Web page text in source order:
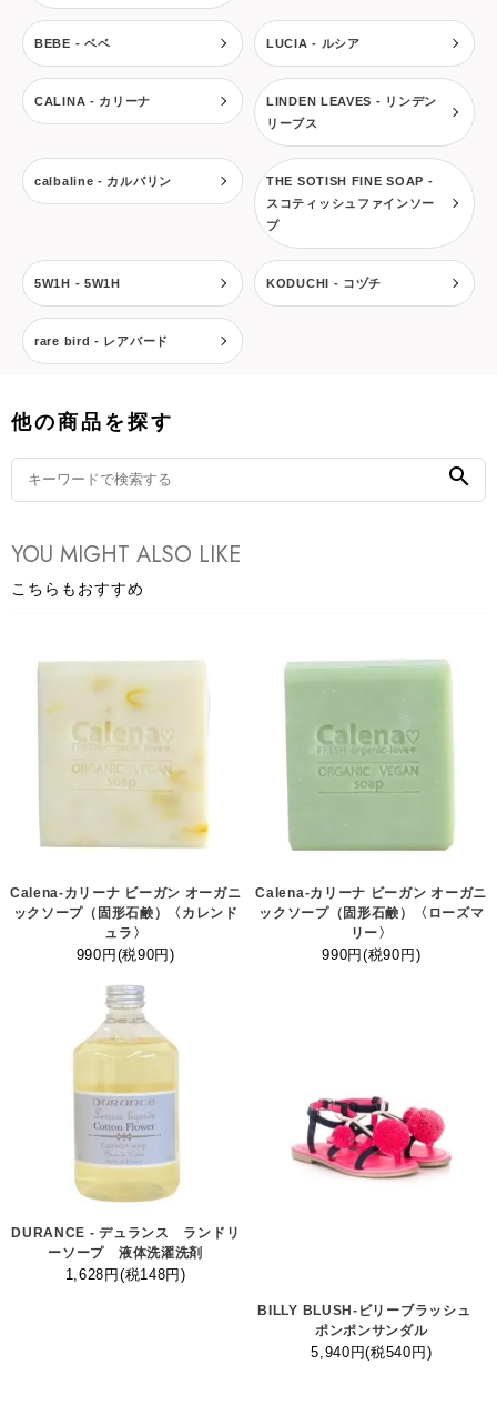
BEBE - ベベ LUCIA - ルシア
CALINA - カリーナ
LINDEN LEAVES - リンデン
リーブス
calbaline - カルバリン
THE SOTISH FINE SOAP -
スコティッシュファインソー
プ
5W1H - 5W1H KODUCHI - コヅチ
rare bird - レアバード
他の商品を探す
search
YOU MIGHT ALSO LIKE
こちらもおすすめ
Calena-カリーナ ビーガン オーガニ
ックソープ（固形石鹸）〈カレンド
ュラ〉
990円(税90円)
Calena-カリーナ ビーガン オーガニ
ックソープ（固形石鹸）〈ローズマ
リー〉
990円(税90円)
DURANCE - デュランス ランドリ
ーソープ 液体洗濯洗剤
1,628円(税148円)
BILLY BLUSH-ビリーブラッシュ
ポンポンサンダル
5,940円(税540円)